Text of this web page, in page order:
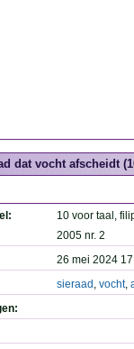
dat vocht afscheidt
10 voor taal,
2005 nr. 2
26 mei 2024
sieraad , vocht,